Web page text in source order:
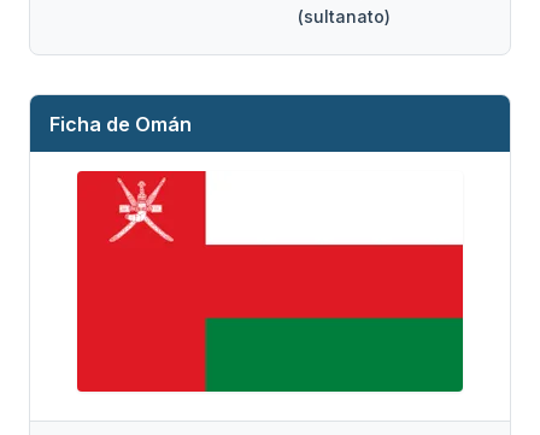
(sultanato)
Ficha de Omán